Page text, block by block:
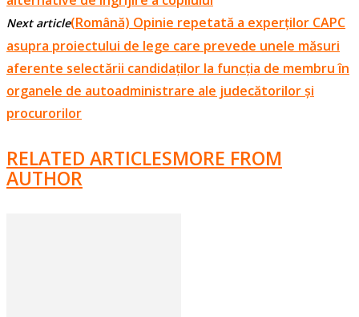
Next article(Română) Opinie repetată a experților CAPC
asupra proiectului de lege care prevede unele măsuri
aferente selectării candidaților la funcția de membru în
organele de autoadministrare ale judecătorilor și
procurorilor
RELATED ARTICLESMORE FROM
AUTHOR